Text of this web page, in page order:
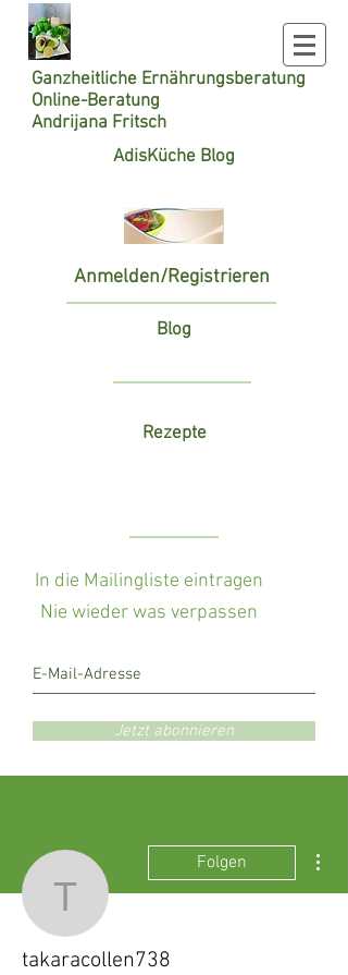
Ganzheitliche Ernährungsberatung
Online-Beratung
Andrijana Fritsch
AdisKüche Blog
Anmelden/Registrieren
Blog
Rezepte
In die Mailingliste eintragen
Nie wieder was verpassen
Jetzt abonnieren
takaracollen738
Folgen
takaracollen738